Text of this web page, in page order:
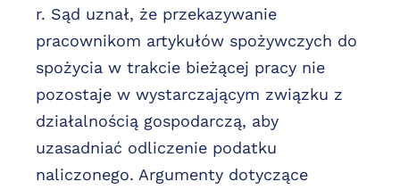
r. Sąd uznał, że przekazywanie
pracownikom artykułów spożywczych do
spożycia w trakcie bieżącej pracy nie
pozostaje w wystarczającym związku z
działalnością gospodarczą, aby
uzasadniać odliczenie podatku
naliczonego. Argumenty dotyczące